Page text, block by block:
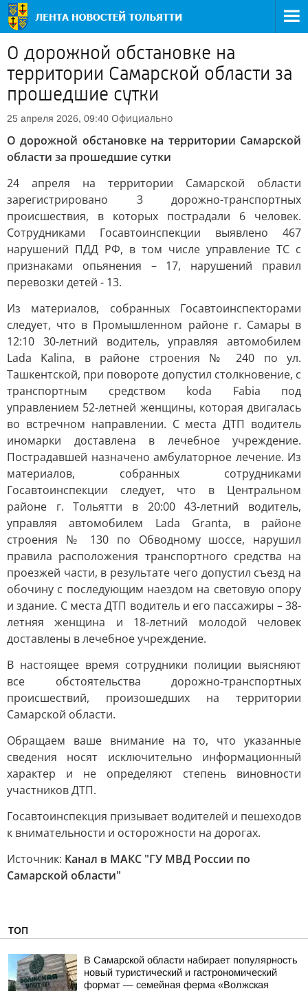
О дорожной обстановке на
территории Самарской области за
прошедшие сутки
25 апреля 2026, 09:40 Официально
О дорожной обстановке на территории Самарской
области за прошедшие сутки
24 апреля на территории Самарской области
зарегистрировано 3 дорожно-транспортных
происшествия, в которых пострадали 6 человек.
Сотрудниками Госавтоинспекции выявлено 467
нарушений ПДД РФ, в том числе управление ТС с
признаками опьянения – 17, нарушений правил
перевозки детей - 13.
Из материалов, собранных Госавтоинспекторами
следует, что в Промышленном районе г. Самары в
12:10 30-летний водитель, управляя автомобилем
Lada Kalina, в районе строения № 240 по ул.
Ташкентской, при повороте допустил столкновение, с
транспортным средством koda Fabia под
управлением 52-летней женщины, которая двигалась
во встречном направлении. С места ДТП водитель
иномарки доставлена в лечебное учреждение.
Пострадавшей назначено амбулаторное лечение. Из
материалов, собранных сотрудниками
Госавтоинспекции следует, что в Центральном
районе г. Тольятти в 20:00 43-летний водитель,
управляя автомобилем Lada Granta, в районе
строения № 130 по Обводному шоссе, нарушил
правила расположения транспортного средства на
проезжей части, в результате чего допустил съезд на
обочину с последующим наездом на световую опору
и здание. С места ДТП водитель и его пассажиры – 38-
летняя женщина и 18-летний молодой человек
доставлены в лечебное учреждение.
В настоящее время сотрудники полиции выясняют
все обстоятельства дорожно-транспортных
происшествий, произошедших на территории
Самарской области.
Обращаем ваше внимание на то, что указанные
сведения носят исключительно информационный
характер и не определяют степень виновности
участников ДТП.
Госавтоинспекция призывает водителей и пешеходов
к внимательности и осторожности на дорогах.
Источник: Канал в МАКС "ГУ МВД России по
Самарской области"
ТОП
В Самарской области набирает популярность
новый туристический и гастрономический
формат — семейная ферма «Волжская